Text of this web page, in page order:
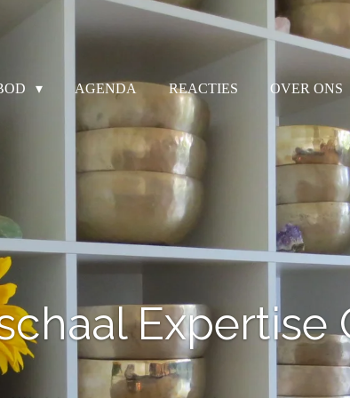
AGENDA REACTIES OVER ONS
Expertise